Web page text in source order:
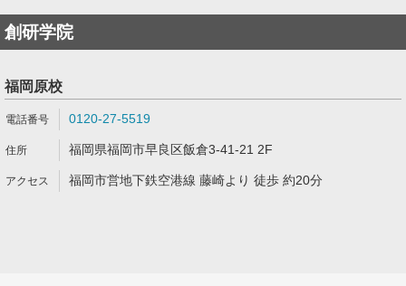
創研学院
福岡原校
0120-27-5519
福岡県福岡市早良区飯倉3-41-21 2F
福岡市営地下鉄空港線 藤崎より 徒歩 約20分